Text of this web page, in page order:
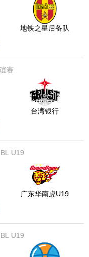
地铁之星后备队
赛
台湾银行
U19
广东华南虎U19
U19